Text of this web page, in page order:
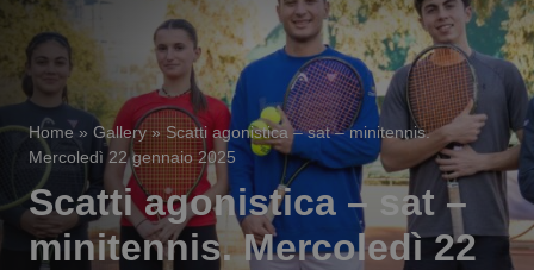
Home» Gallery » Scatti agonistica – sat – minitennis.
Mercoledì 22 gennaio 2025
Scatti agonistica – sat –
minitennis. Mercoledì 22